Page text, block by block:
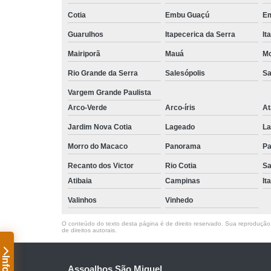
Cotia Embu Guaçú
Guarulhos Itapecerica da Serra
Mairiporã Mauá
Rio Grande da Serra Salesópolis
Vargem Grande Paulista
Arco-Verde
Arco-íris
Jardim Nova Cotia Lageado
Morro do Macaco Panorama
Recanto dos Victor Rio Cotia
Atibaia
Campinas
Valinhos Vinhedo
O conteúdo do texto desta página é de direito reservado. Sua
de direitos autorais
Assoalhos São Miguel